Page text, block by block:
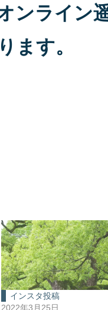
ンライン
ます。
インスタ投稿
2022年3月25日